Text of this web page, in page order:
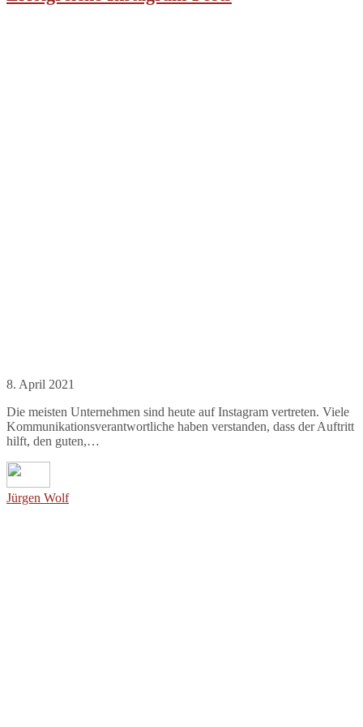
8. April 2021
Die meisten Unternehmen sind heute auf Instagram vertreten. Viele
Kommunikationsverantwortliche haben verstanden, dass der Auftritt
hilft, den guten,…
Jürgen Wolf